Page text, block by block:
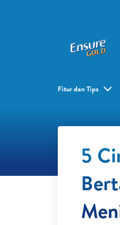
Fitur dan Tips
5